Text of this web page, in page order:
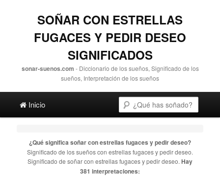
SOÑAR CON ESTRELLAS
FUGACES Y PEDIR DESEO
SIGNIFICADOS
sonar-suenos.com - Diccionario de los sueños, Significado de los
sueños, Interpretación de los sueños
Skip to primary content
Skip to secondary content
Inicio
¿Qué significa soñar conestrellas fugaces y pedir deseo?
Significado de los sueños con estrellas fugaces y pedir deseo.
Significado de soñar con estrellas fugaces y pedir deseo. Hay
381 interpretaciones: